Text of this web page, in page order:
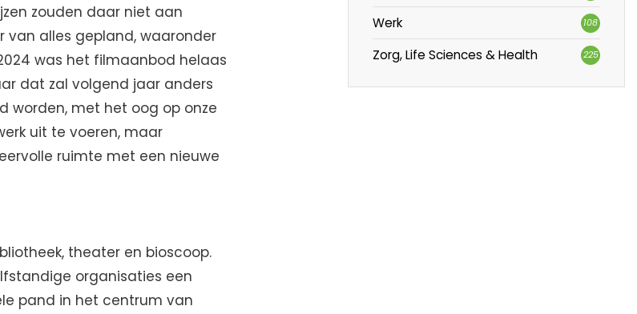
zouden daar niet aan
van alles gepland, waaronder
was het filmaanbod helaas
dat zal volgend jaar anders
worden, met het oog op onze
uit te voeren, maar
ruimte met een nieuwe
theater en bioscoop.
organisaties een
pand in het centrum van
Werk 108
Zorg, Life Sciences & Health 225